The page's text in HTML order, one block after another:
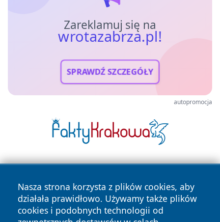
Zareklamuj się na
wrotazabrza.pl!
SPRAWDŹ SZCZEGÓŁY
autopromocja
Nasza strona korzysta z plików cookies, aby
działała prawidłowo. Używamy także plików
cookies i podobnych technologii od